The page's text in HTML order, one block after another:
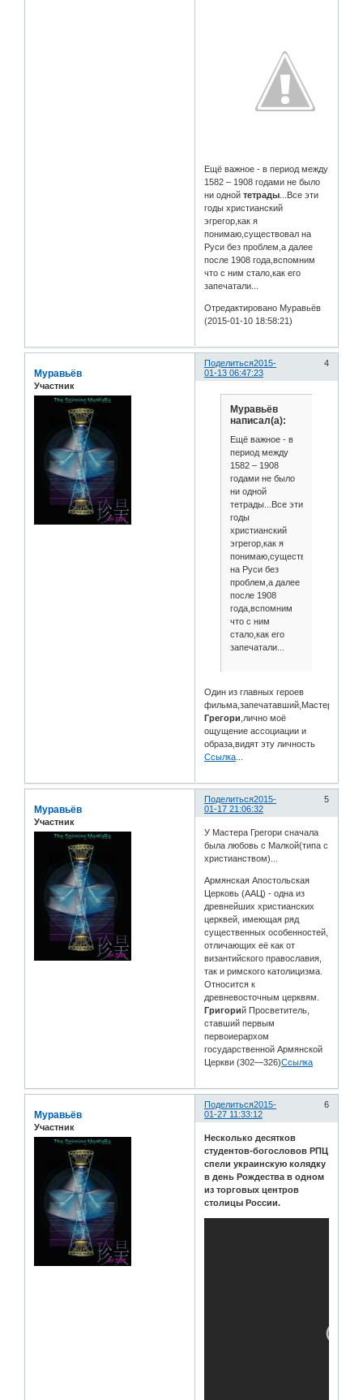
Ещё важное - в период между
1582 – 1908 годами не было
ни однойтетрады ...Все эти
годы христианский
эгрегор,как я
понимаю,существовал на
Руси без проблем,а далее
после 1908 года,вспомним
что с ним стало,как его
запечатали...
Отредактировано Муравьёв
(2015-01-10 18:58:21)
Поделиться 4
2015-
01-13 06:47:23
Муравьёв
Участник
Муравьёв
написал(а):
Ещё важное - в
период между
1582 – 1908
годами не было
ни одной
тетрады...Все эти
годы
христианский
эгрегор,как я
понимаю,существовал
на Руси без
проблем,а далее
после 1908
года,вспомним
что с ним
стало,как его
запечатали...
Один из главных героев
фильма,запечатавший,Мастер
Грегори ,лично моё
ощущение ассоциации и
образа,видят эту личность
Ссылка
Поделиться 5
2015-
01-17 21:06:32
Муравьёв
Участник
У Мастера Грегори сначала
была любовь с Малкой(типа с
христианством)...
Армянская Апостольская
Церковь (ААЦ) - одна из
древнейших христианских
церквей, имеющая ряд
существенных особенностей,
отличающих её как от
византийского православия,
так и римского католицизма.
Относится к
древневосточным церквям.
Григорий Просветитель,
ставший первым
первоиерархом
государственной Армянской
Церкви (302—326)Ссылка
Поделиться 6
2015-
01-27 11:33:12
Муравьёв
Участник
Несколько десятков
студентов-богословов РПЦ
спели украинскую колядку
в день Рождества в одном
из торговых центров
столицы России.